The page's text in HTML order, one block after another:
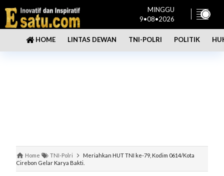
MINGGU
9•08•2026
HOME LINTAS DEWAN TNI-POLRI POLITIK
Home TNI-Polri
Meriahkan HUT TNI ke-79, Kodim 0614/Kota
Cirebon Gelar Karya Bakti.